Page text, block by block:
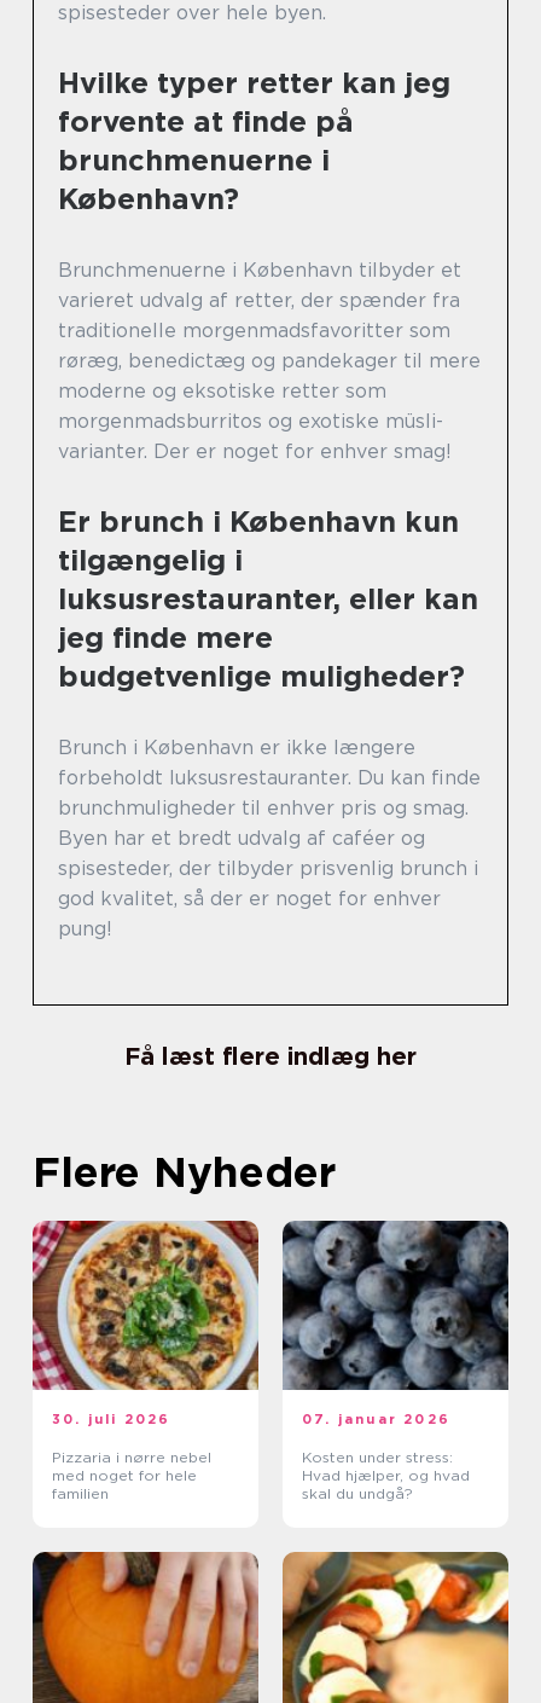
spisesteder over hele byen.
Hvilke typer retter kan jeg
forvente at finde på
brunchmenuerne i
København?
Brunchmenuerne i København tilbyder et
varieret udvalg af retter, der spænder fra
traditionelle morgenmadsfavoritter som
røræg, benedictæg og pandekager til mere
moderne og eksotiske retter som
morgenmadsburritos og exotiske müsli-
varianter. Der er noget for enhver smag!
Er brunch i København kun
tilgængelig i
luksusrestauranter, eller kan
jeg finde mere
budgetvenlige muligheder?
Brunch i København er ikke længere
forbeholdt luksusrestauranter. Du kan finde
brunchmuligheder til enhver pris og smag.
Byen har et bredt udvalg af caféer og
spisesteder, der tilbyder prisvenlig brunch i
god kvalitet, så der er noget for enhver
pung!
Få læst flere indlæg her
Flere Nyheder
30. juli 2026
Pizzaria i nørre nebel
med noget for hele
familien
07. januar 2026
Kosten under stress:
Hvad hjælper, og hvad
skal du undgå?